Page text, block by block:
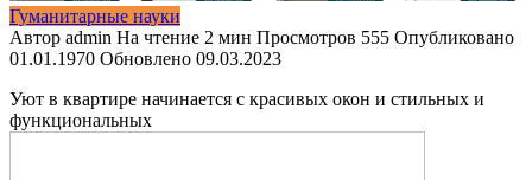
Гуманитарные науки
Автор admin На чтение 2 мин Просмотров 555 Опубликовано
01.01.1970 Обновлено 09.03.2023
Уют в квартире начинается с красивых окон и стильных и
функциональных